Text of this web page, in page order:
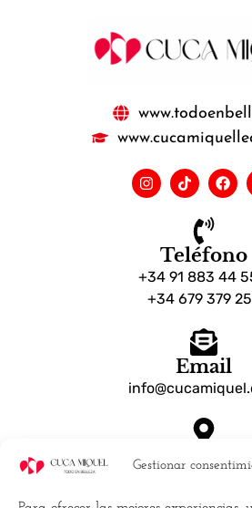
Gestionar
Teléfono
+34 91 883 44
+34 679 379
Email
Dónde
Calle Luchana, 25 28010